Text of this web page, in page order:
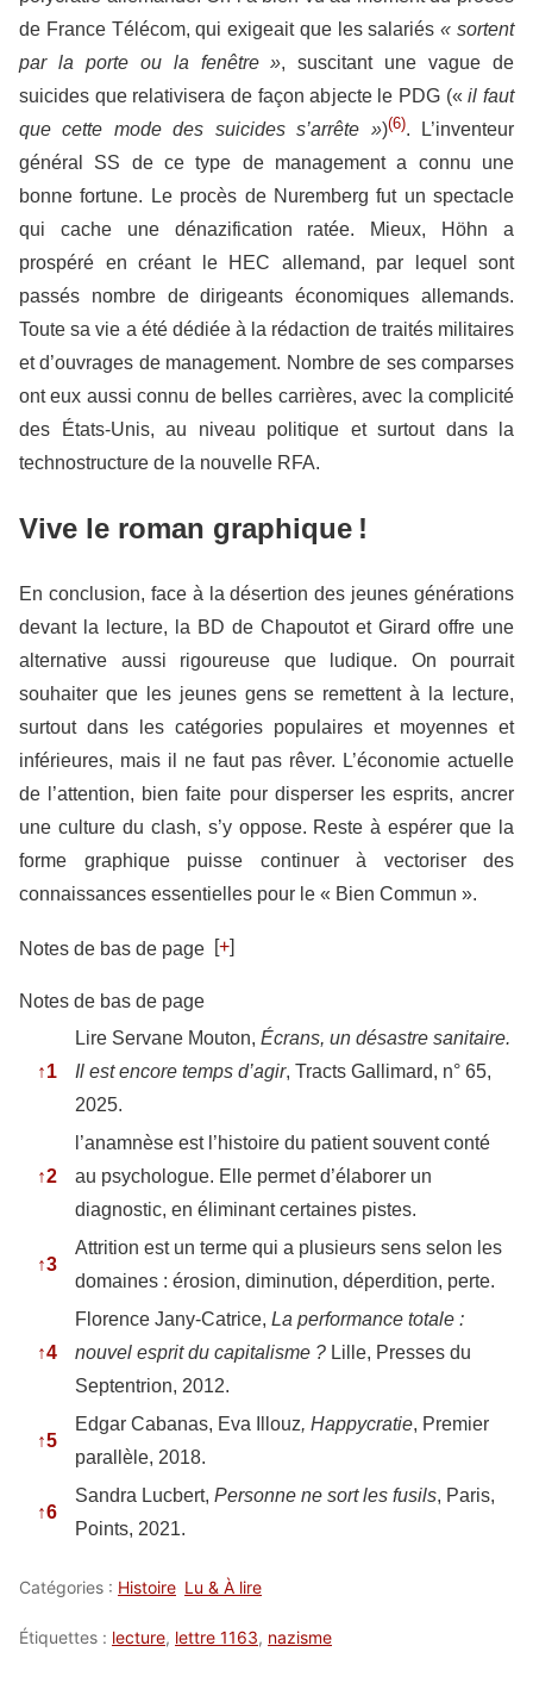
de France Télécom, qui exigeait que les salariés« sortent
par la porte ou la fenêtre », suscitant une vague de
suicides que relativisera de façon abjecte le PDG («il faut
que cette mode des suicides s’arrête »)(6). L’inventeur
général SS de ce type de management a connu une
bonne fortune. Le procès de Nuremberg fut un spectacle
qui cache une dénazification ratée. Mieux, Höhn a
prospéré en créant le HEC allemand, par lequel sont
passés nombre de dirigeants économiques allemands.
Toute sa vie a été dédiée à la rédaction de traités militaires
et d’ouvrages de management. Nombre de ses comparses
ont eux aussi connu de belles carrières, avec la complicité
des États-Unis, au niveau politique et surtout dans la
technostructure de la nouvelle RFA.
Vive le roman graphique !
En conclusion, face à la désertion des jeunes générations
devant la lecture, la BD de Chapoutot et Girard offre une
alternative aussi rigoureuse que ludique. On pourrait
souhaiter que les jeunes gens se remettent à la lecture,
surtout dans les catégories populaires et moyennes et
inférieures, mais il ne faut pas rêver. L’économie actuelle
de l’attention, bien faite pour disperser les esprits, ancrer
une culture du clash, s’y oppose. Reste à espérer que la
forme graphique puisse continuer à vectoriser des
connaissances essentielles pour le « Bien Commun ».
Notes de bas de page [+]
Notes de bas de page
↑1
Lire Servane Mouton, Écrans, un désastre sanitaire.
Il est encore temps d’agir, Tracts Gallimard, n° 65,
2025.
↑2
l’anamnèse est l’histoire du patient souvent conté
au psychologue. Elle permet d’élaborer un
diagnostic, en éliminant certaines pistes.
↑3
Attrition est un terme qui a plusieurs sens selon les
domaines : érosion, diminution, déperdition, perte.
↑4
Florence Jany-Catrice, La performance totale :
nouvel esprit du capitalisme ? Lille, Presses du
Septentrion, 2012.
↑5
Edgar Cabanas, Eva Illouz, Happycratie, Premier
parallèle, 2018.
↑6
Sandra Lucbert, Personne ne sort les fusils, Paris,
Points, 2021.
Catégories : Histoire Lu & À lire
Étiquettes : lecture, lettre 1163, nazisme